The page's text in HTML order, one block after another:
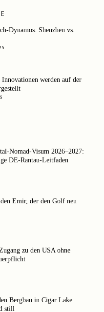
Dynamos: Shenzhen vs.
Innovationen werden auf der
Nomad-Visum 2026–2027:
DE-Rantau-Leitfaden
Emir, der den Golf neu
zu den USA ohne
Bergbau in Cigar Lake
still